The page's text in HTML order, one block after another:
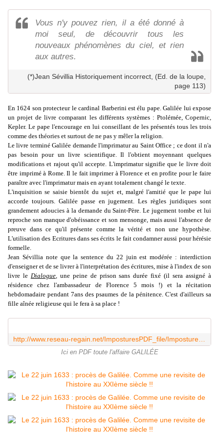
Vous n'y pouvez rien, il a été donné à
moi seul, de découvrir tous les
nouveaux phénomènes du ciel, et rien
aux autres.
(*)Jean Sévillia Historiquement incorrect, (Ed. de la loupe,
page 113)
En 1624 son protecteur le cardinal Barberini est élu pape. Galilée lui expose
un projet de livre comparant les différents systèmes : Ptolémée, Copernic,
Kepler. Le pape l'encourage en lui conseillant de les présentés tous les trois
comme des théories et surtout de ne pas y mêler la religion.
Le livre terminé Galilée demande l'imprimatur au Saint Office ; ce dont il n'a
pas besoin pour un livre scientifique. Il l'obtient moyennant quelques
modifications et rajout qu'il accepte. L'imprimatur signifie que le livre doit
être imprimé à Rome. Il le fait imprimer à Florence et en profite pour le faire
paraître avec l'imprimatur mais en ayant totalement changé le texte.
L'inquisition se saisie bientôt du sujet et, malgré l'amitié que le pape lui
accorde toujours. Galilée passe en jugement. Les règles juridiques sont
grandement adoucies à la demande du Saint-Père. Le jugement tombe et lui
reproche son manque d'obéissance et son mensonge, mais aussi l'absence de
preuve dans ce qu'il présente comme la vérité et non une hypothèse.
L'utilisation des Ecritures dans ses écrits le fait condamner aussi pour hérésie
formelle.
Jean Sévillia note que la sentence du 22 juin est modérée : interdiction
d'enseigner et de se livrer à l'interprétation des écritures, mise à l'index de son
livre le Dialogue, une peine de prison sans durée fixé (il sera assigné à
résidence chez l'ambassadeur de Florence 5 mois !) et la récitation
hebdomadaire pendant 7ans des psaumes de la pénitence. C'est d'ailleurs sa
fille aînée religieuse qui le fera à sa place !
Ici en PDF toute l'affaire GALILÉE